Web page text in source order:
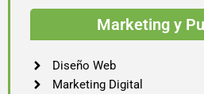
Marketing y
Diseño Web
Marketing Digital